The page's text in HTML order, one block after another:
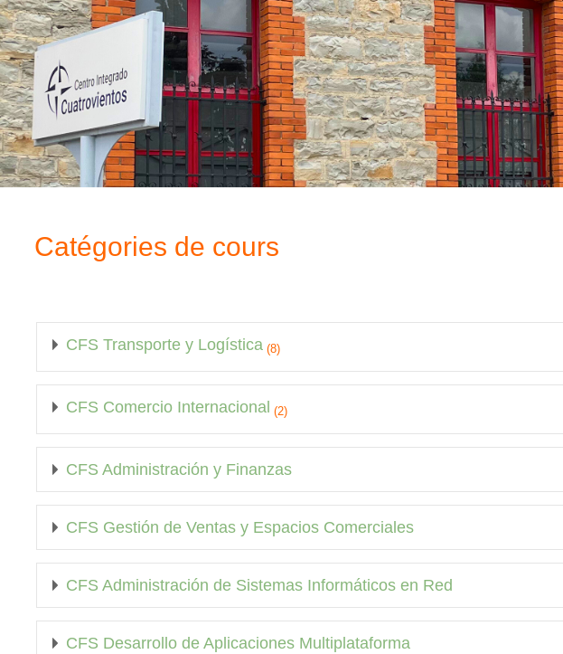
Catégories de cours
CFS Transporte y Logística (8)
CFS Comercio Internacional (2)
CFS Administración y Finanzas
CFS Gestión de Ventas y Espacios Comerciales
CFS Administración de Sistemas Informáticos en Red
CFS Desarrollo de Aplicaciones Multiplataforma